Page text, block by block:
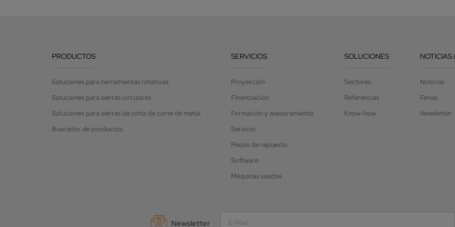
PRODUCTOS
Soluciones para herramientas rotativas
Soluciones para sierras circulares
Soluciones para sierras de cinta de corte de metal
Buscador de productos
SERVICIOS
Proyección
Financiación
Formación y asesoramiento
Servicio
Piezas de repuesto
Software
Máquinas usadas
SOLUCIONES
Sectores
Referencias
Know-how
NOTICIAS
Noticias
Ferias
Newsletter
Newsletter